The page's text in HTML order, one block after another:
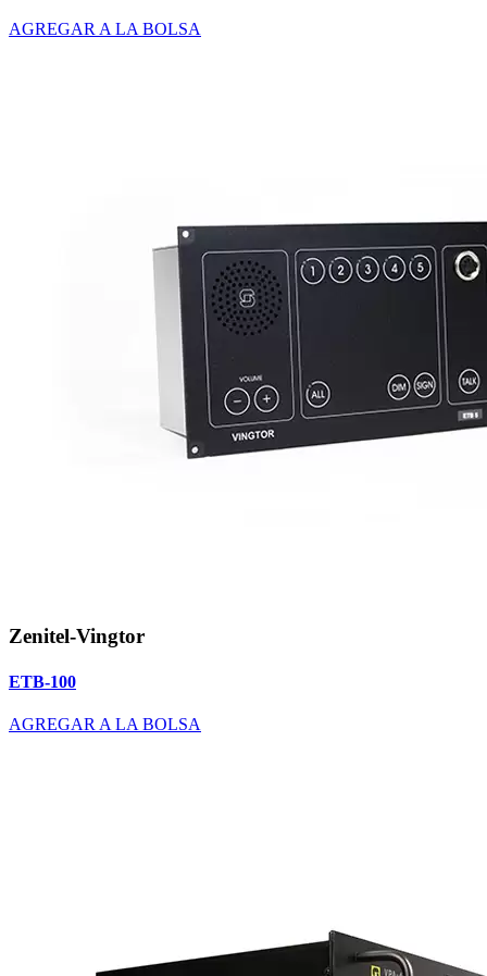
AGREGAR A LA BOLSA
Zenitel-Vingtor
ETB-100
AGREGAR A LA BOLSA